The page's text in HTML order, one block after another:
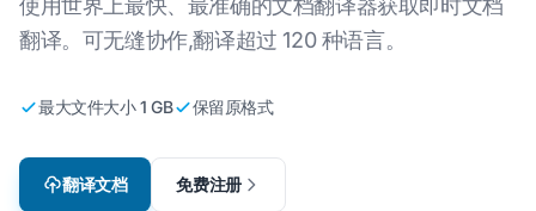
使用世界上最快、最准确的文档翻译器获取即时文档
翻译。可无缝协作,翻译超过 120 种语言。
最大文件大小 1 GB 保留原格式
翻译文档 免费注册